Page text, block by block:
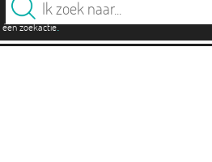
één zoekactie.